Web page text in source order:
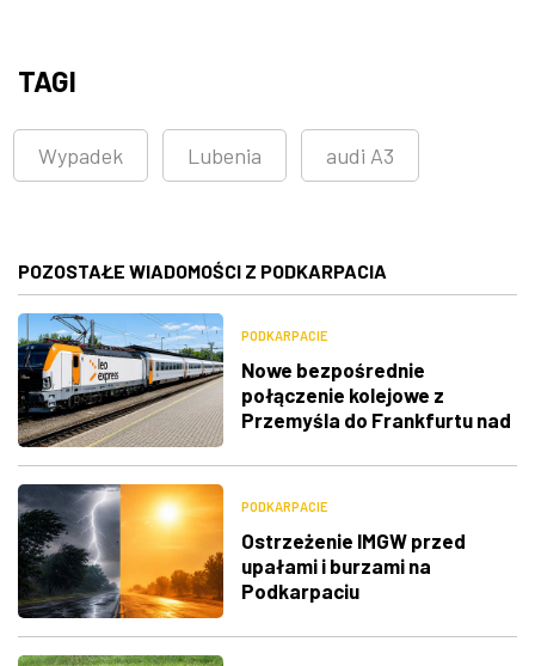
TAGI
Wypadek Lubenia audi A3
POZOSTAŁE WIADOMOŚCI Z PODKARPACIA
PODKARPACIE
Nowe bezpośrednie
połączenie kolejowe z
Przemyśla do Frankfurtu nad
PODKARPACIE
Ostrzeżenie IMGW przed
upałami i burzami na
Podkarpaciu